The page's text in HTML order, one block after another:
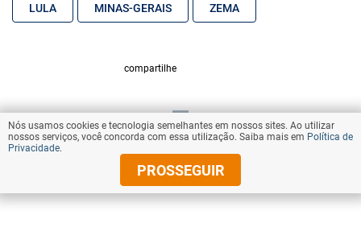
LULA MINAS-GERAIS ZEMA
compartilhe
VOLTAR AO TOPO
© Copyright 2025 Diários Associados
Nós usamos cookies e tecnologia semelhantes em nossos sites. Ao utilizar
nossos serviços, você concorda com essa utilização. Saiba mais em Política de
Privacidade.
PROSSEGUIR